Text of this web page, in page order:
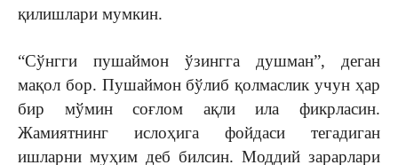
қилишлари мумкин.
“Сўнгги пушаймон ўзингга душман”, деган
мақол бор. Пушаймон бўлиб қолмаслик учун ҳар
бир мўмин соғлом ақли ила фикрласин.
Жамиятнинг ислоҳига фойдаси тегадиган
ишларни муҳим деб билсин. Моддий зарарлари